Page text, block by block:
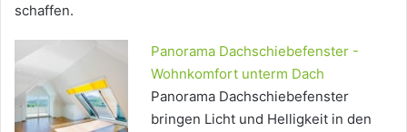
schaffen.
Panorama Dachschiebefenster -
Wohnkomfort unterm Dach
Panorama Dachschiebefenster
bringen Licht und Helligkeit in den